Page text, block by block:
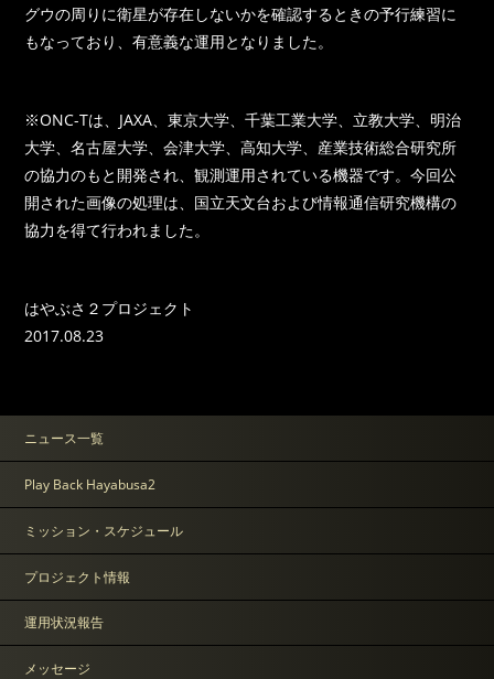
グウの周りに衛星が存在しないかを確認するときの予行練習に
もなっており、有意義な運用となりました。
※ONC-Tは、JAXA、東京大学、千葉工業大学、立教大学、明治
大学、名古屋大学、会津大学、高知大学、産業技術総合研究所
の協力のもと開発され、観測運用されている機器です。今回公
開された画像の処理は、国立天文台および情報通信研究機構の
協力を得て行われました。
はやぶさ２プロジェクト
2017.08.23
ニュース一覧
Play Back Hayabusa2
ミッション・スケジュール
プロジェクト情報
運用状況報告
メッセージ